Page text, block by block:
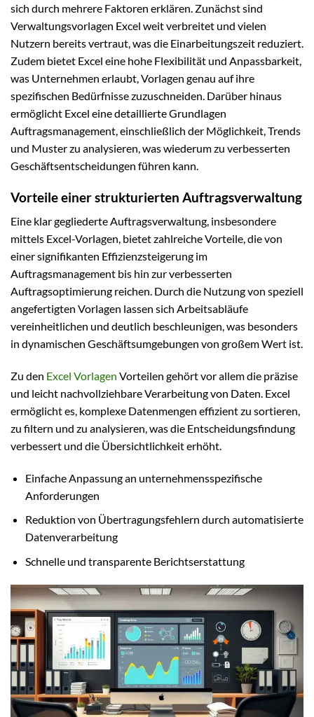
sich durch mehrere Faktoren erklären. Zunächst sind
Verwaltungsvorlagen Excel weit verbreitet und vielen
Nutzern bereits vertraut, was die Einarbeitungszeit reduziert.
Zudem bietet Excel eine hohe Flexibilität und Anpassbarkeit,
was Unternehmen erlaubt, Vorlagen genau auf ihre
spezifischen Bedürfnisse zuzuschneiden. Darüber hinaus
ermöglicht Excel eine detaillierte Grundlagen
Auftragsmanagement, einschließlich der Möglichkeit, Trends
und Muster zu analysieren, was wiederum zu verbesserten
Geschäftsentscheidungen führen kann.
Vorteile einer strukturierten Auftragsverwaltung
Eine klar gegliederte Auftragsverwaltung, insbesondere
mittels Excel-Vorlagen, bietet zahlreiche Vorteile, die von
einer signifikanten Effizienzsteigerung im
Auftragsmanagement bis hin zur verbesserten
Auftragsoptimierung reichen. Durch die Nutzung von speziell
angefertigten Vorlagen lassen sich Arbeitsabläufe
vereinheitlichen und deutlich beschleunigen, was besonders
in dynamischen Geschäftsumgebungen von großem Wert ist.
Zu den Excel Vorlagen Vorteilen gehört vor allem die präzise
und leicht nachvollziehbare Verarbeitung von Daten. Excel
ermöglicht es, komplexe Datenmengen effizient zu sortieren,
zu filtern und zu analysieren, was die Entscheidungsfindung
verbessert und die Übersichtlichkeit erhöht.
Einfache Anpassung an unternehmensspezifische
Anforderungen
Reduktion von Übertragungsfehlern durch automatisierte
Datenverarbeitung
Schnelle und transparente Berichtserstattung